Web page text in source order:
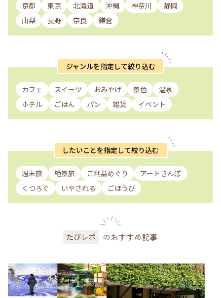
京都 東京 北海道 沖縄 神奈川
静岡
山梨
長野 奈良 鎌倉
ジャンルを指定して絞り込む
カフェ スイーツ おみやげ 景色
温泉
ホテル
ごはん パン 雑貨 イベント
したいことを指定して絞り込む
週末旅 絶景旅 ご利益めぐり
アートさんぽ
くつろぐ
いやされる ごほうび
たびレポ のおすすめ記事